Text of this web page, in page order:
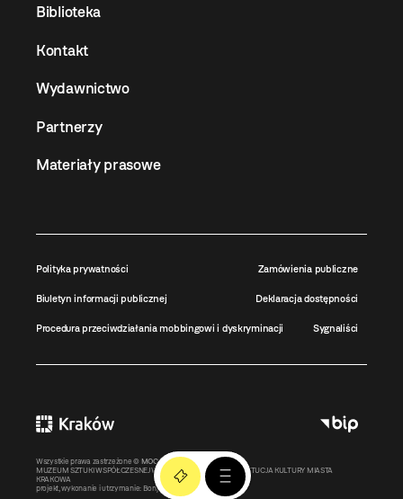
Biblioteka
Kontakt
Wydawnictwo
Partnerzy
Materiały prasowe
Polityka prywatności Zamówienia publiczne
Biuletyn informacji publicznej Deklaracja dostępności
Procedura przeciwdziałania mobbingowi i dyskryminacji Sygnaliści
Wszystkie prawa zastrzeżone © MOCAK2011-2026
MUZEUM SZTUKI WSPÓŁCZESNEJ W KRAKOWIE MOCAK – INSTYTUCJA KULTURY MIASTA
KRAKOWA
projekt, wykonanie i utrzymanie: Bonjour.pl